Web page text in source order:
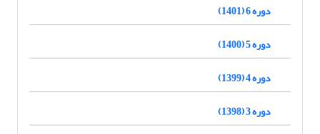
دوره 6 (1401)
دوره 5 (1400)
دوره 4 (1399)
دوره 3 (1398)